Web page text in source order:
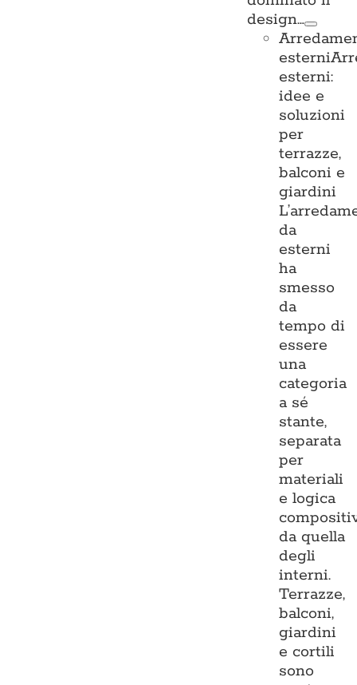
design…
esterni
esterni:
idee e
soluzioni
per
terrazze,
balconi e
giardini
da
esterni
ha
smesso
da
tempo di
essere
una
categoria
a sé
stante,
separata
per
materiali
e logica
da quella
degli
interni.
Terrazze,
balconi,
giardini
e cortili
sono